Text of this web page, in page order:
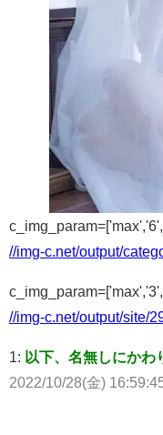
//img-c.net/output/
//img-c.net/output/site/
1: 以下、名無しにかわ
2022/10/28(金)